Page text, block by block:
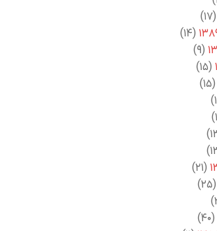
(۱۷)
(۱۴)
(۹)
(۱۵)
(۱۵)
(۲۱)
(۲۵)
(۴۰)